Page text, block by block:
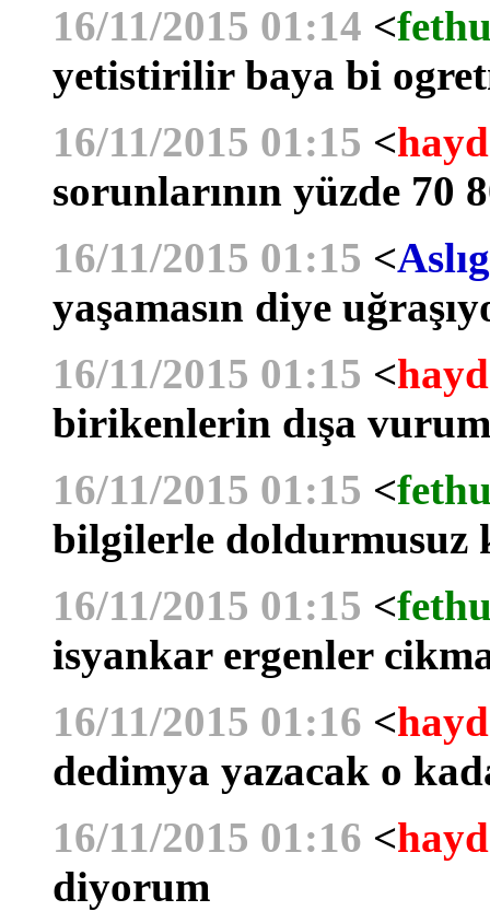
16/11/2015 01:14 <
yetistirilir baya bi
16/11/2015 01:15 <
sorunlarının yüzde 70
16/11/2015 01:15 <
yaşamasın diye
16/11/2015 01:15 <
birikenlerin dışa
16/11/2015 01:15 <
bilgilerle doldurmusuz
16/11/2015 01:15 <
isyankar ergenler
16/11/2015 01:16 <
dedimya yazacak o
16/11/2015 01:16 <
diyorum